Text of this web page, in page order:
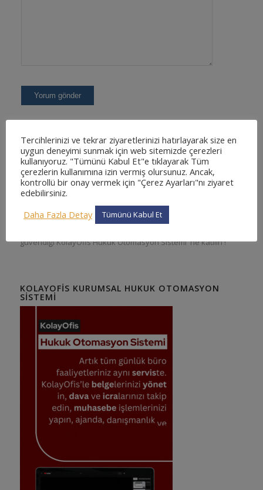
KOLAYOFIS HUKUK OTOMASYON SISTEMI NEDIR
En kapsamlı ve en detaylı, kullanımı kolay web tabanlı hukuk
güvendiği KolayOfis Hukuk Otomasyon Sistemi 'ne katılın !
KOLAYOFIS KURUMSAL HUKUK OTOMASYON
SISTEMI
Tercihlerinizi ve tekrar ziyaretlerinizi hatırlayarak size en
uygun deneyimi sunmak için web sitemizde çerezleri
kullanıyoruz. "Tümünü Kabul Et"e tıklayarak Tüm
çerezlerin kullanımına izin vermiş olursunuz. Ancak,
kontrollü bir onay vermek için "Çerez Ayarları"nı ziyaret
edebilirsiniz.
Daha Fazla Detay
Tümünü Kabul Et